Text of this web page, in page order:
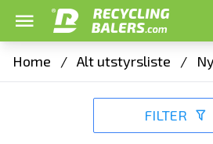
Home / Alt utstyrsliste /
FILTER